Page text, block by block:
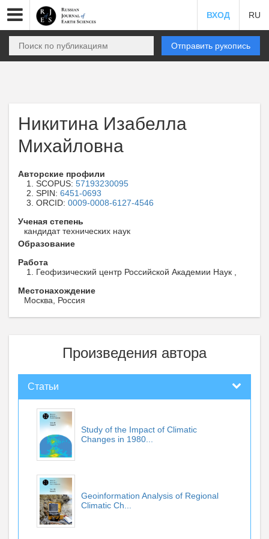
ВХОД RU
Отправить рукопись
Никитина Изабелла
Михайловна
Авторские профили
SCOPUS: 57193230095
SPIN: 6451-0693
ORCID: 0009-0008-6127-4546
Ученая степень
кандидат технических наук
Образование
Работа
Геофизический центр Российской Академии Наук ,
Местонахождение
Москва, Россия
Произведения автора
Статьи
Study of the Impact of Climatic
Changes in 1980...
Geoinformation Analysis of Regional
Climatic Ch...